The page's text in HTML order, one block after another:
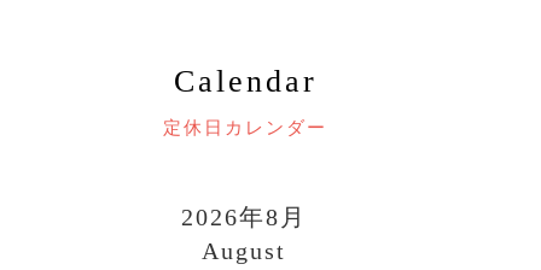
Calendar
定休日カレンダー
2026年8月
August